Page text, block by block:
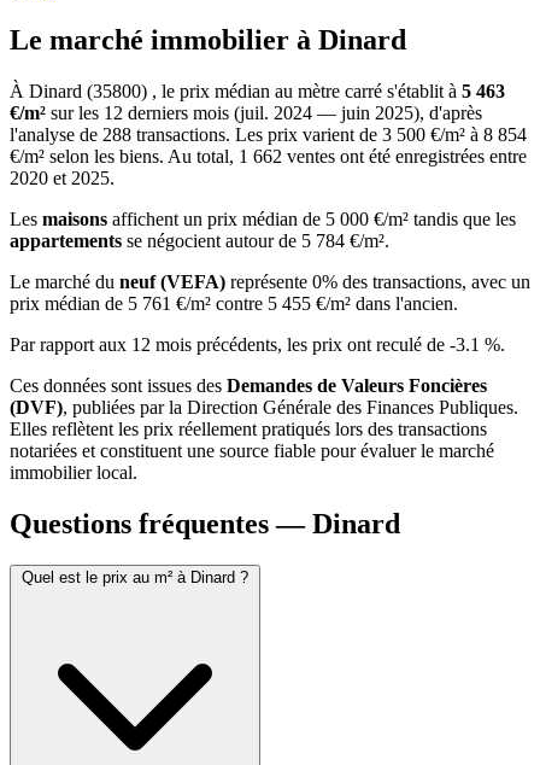
Le marché immobilier à Dinard
À Dinard (35800) , le prix médian au mètre carré s'établit à 5 463
€/m² sur les 12 derniers mois (juil. 2024 — juin 2025), d'après
l'analyse de 288 transactions. Les prix varient de 3 500 €/m² à 8 854
€/m² selon les biens. Au total, 1 662 ventes ont été enregistrées entre
2020 et 2025.
Les maisons affichent un prix médian de 5 000 €/m² tandis que les
appartements se négocient autour de 5 784 €/m².
Le marché du neuf (VEFA) représente 0% des transactions, avec un
prix médian de 5 761 €/m² contre 5 455 €/m² dans l'ancien.
Par rapport aux 12 mois précédents, les prix ont reculé de -3.1 %.
Ces données sont issues des Demandes de Valeurs Foncières
(DVF), publiées par la Direction Générale des Finances Publiques.
Elles reflètent les prix réellement pratiqués lors des transactions
notariées et constituent une source fiable pour évaluer le marché
immobilier local.
Questions fréquentes — Dinard
Quel est le prix au m² à Dinard ?